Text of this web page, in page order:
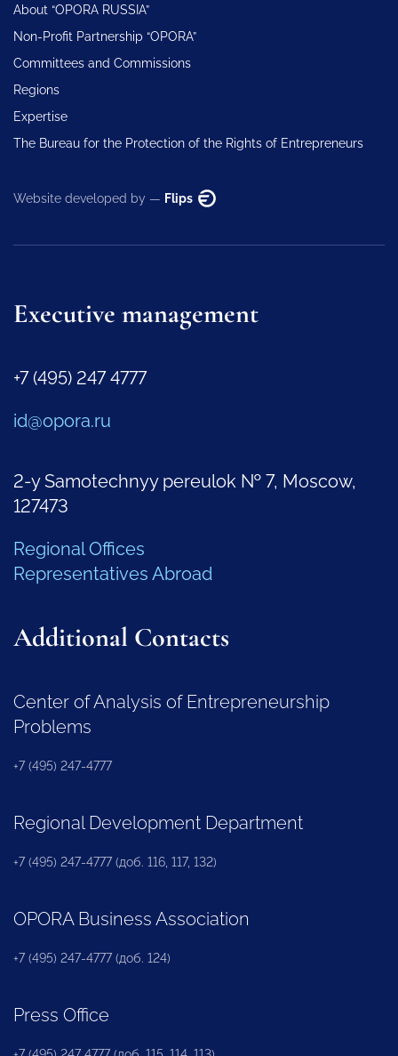
About “OPORA RUSSIA”
Non-Profit Partnership “OPORA”
Committees and Commissions
Regions
Expertise
The Bureau for the Protection of the Rights of Entrepreneurs
Website developed by — Flips
Executive management
+7 (495) 247 4777
id@opora.ru
2-y Samotechnyy pereulok № 7, Moscow,
127473
Regional Offices
Representatives Abroad
Additional Contacts
Center of Analysis of Entrepreneurship
Problems
+7 (495) 247-4777
Regional Development Department
+7 (495) 247-4777 (доб. 116, 117, 132)
OPORA Business Association
+7 (495) 247-4777 (доб. 124)
Press Office